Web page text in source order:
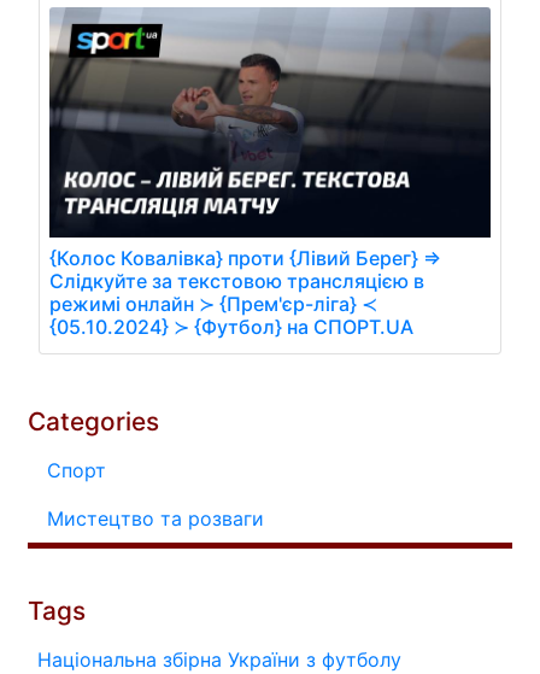
{Колос Ковалівка} проти {Лівий Берег} ⇒
Слідкуйте за текстовою трансляцією в
режимі онлайн ≻ {Прем'єр-ліга} ≺
{05.10.2024} ≻ {Футбол} на СПОРТ.UA
Categories
Спорт
Мистецтво та розваги
Tags
Національна збірна України з футболу